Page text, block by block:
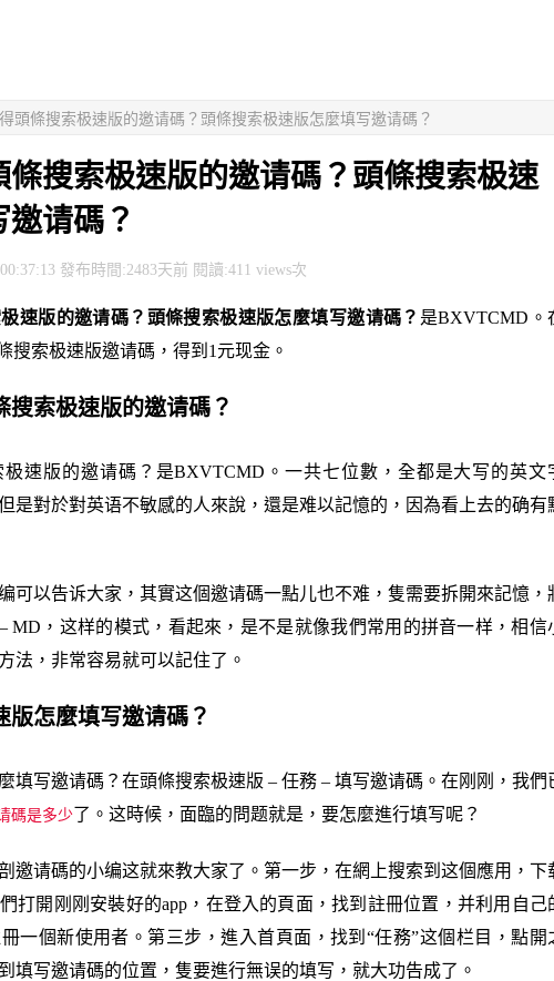
頭條搜索极速版的邀请碼？頭條搜索极速版怎麼填写邀请碼？
條搜索极速版的邀请碼？頭條搜索极速
请碼？
發布時間:2483天前 閱讀:411 views次
速版的邀请碼？頭條搜索极速版怎麼填写邀请碼？ 是BXVTCMD。
搜索极速版邀请碼，得到1元现金。
搜索极速版的邀请碼？
速版的邀请碼？是BXVTCMD。一共七位數，全都是大写的英文
是對於對英语不敏感的人來說，還是难以記憶的，因為看上去的确有
可以告诉大家，其實这個邀请碼一點儿也不难，隻需要拆開來記憶，
MD，这样的模式，看起來，是不是就像我們常用的拼音一样，相信
法，非常容易就可以記住了。
版怎麼填写邀请碼？
填写邀请碼？在頭條搜索极速版 – 任務 – 填写邀请碼。在刚刚，我們
碼是多少了。这時候，面臨的問题就是，要怎麼進行填写呢？
邀请碼的小编这就來教大家了。第一步，在網上搜索到这個應用，下
打開刚刚安裝好的app，在登入的頁面，找到註冊位置，并利用自己
一個新使用者。第三步，進入首頁面，找到“任務”这個栏目，點開
填写邀请碼的位置，隻要進行無误的填写，就大功告成了。